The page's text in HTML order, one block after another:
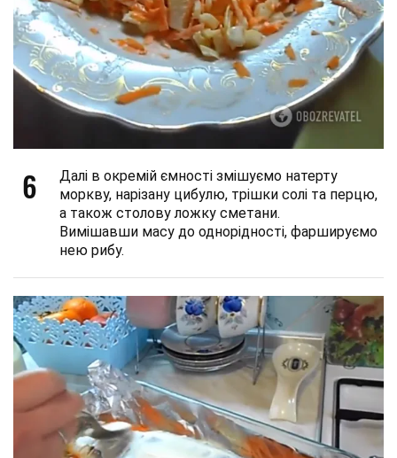
6
Далі в окремій ємності змішуємо натерту
моркву, нарізану цибулю, трішки солі та перцю,
а також столову ложку сметани.
Вимішавши масу до однорідності, фаршируємо
нею рибу.